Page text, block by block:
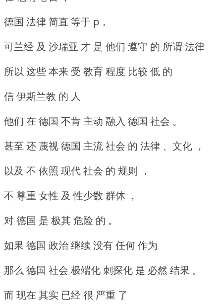
德国 法律 简直 等于 p，
可兰经 及 沙瑞亚 才 是 他们 遵守 的 所谓 法律
所以 这些 本来 受 教育 程度 比较 低 的
信 伊斯兰教 的 人
他们 在 德国 不肯 主动 融入 德国 社会 。
甚至 还 蔑视 德国 主流 社会 的 法律 、文化 ，
以及 不 依照 现代 社会 的 规则 ，
不 尊重 女性 及 性少数 群体 ，
对 德国 是 极其 危险 的 。
如果 德国 政治 继续 没有 任何 作为
那么 德国 社会 极端化 刺探化 是 必然 结果 。
而 现在 其实 已经 很 严重 了